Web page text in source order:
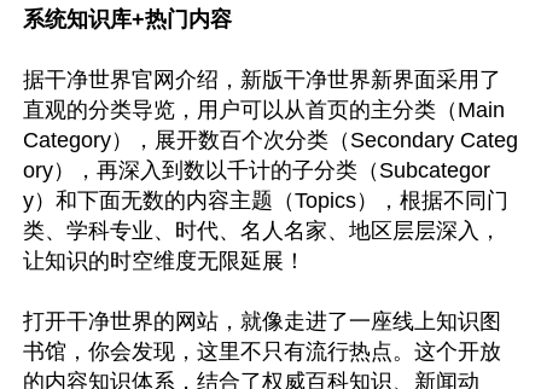
系统知识库+热门内容
据干净世界官网介绍，新版干净世界新界面采用了
直观的分类导览，用户可以从首页的主分类（Main
Category），展开数百个次分类（Secondary Categ
ory），再深入到数以千计的子分类（Subcategor
y）和下面无数的内容主题（Topics），根据不同门
类、学科专业、时代、名人名家、地区层层深入，
让知识的时空维度无限延展！
打开干净世界的网站，就像走进了一座线上知识图
书馆，你会发现，这里不只有流行热点。这个开放
的内容知识体系，结合了权威百科知识、新闻动